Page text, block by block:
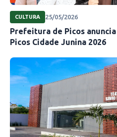
CULTURA 25/05/2026
Prefeitura de Picos
Picos Cidade Junina 2026